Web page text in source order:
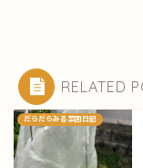
RELATED
だらだらみる菜園日記